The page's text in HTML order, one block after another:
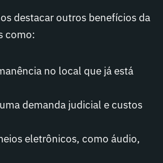
destacar outros benefícios da
como:
no local que já está
demanda judicial e custos
eletrônicos, como áudio,